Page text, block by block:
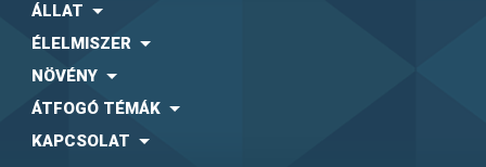
ÁLLAT
ÉLELMISZER
NÖVÉNY
ÁTFOGÓ TÉMÁK
KAPCSOLAT